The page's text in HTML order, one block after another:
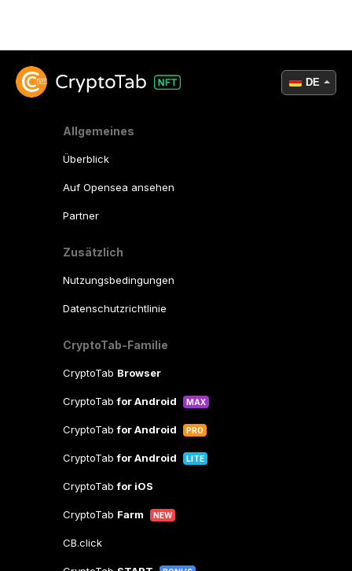
Allgemeines
Überblick
Auf Opensea ansehen
Partner
Zusätzlich
Nutzungsbedingungen
Datenschutzrichtlinie
CryptoTab-Familie
CryptoTab Browser
CryptoTabfor Android MAX
CryptoTabfor Android PRO
CryptoTabfor Android LITE
CryptoTabfor iOS
CryptoTab Farm NEW
CB.click
DE